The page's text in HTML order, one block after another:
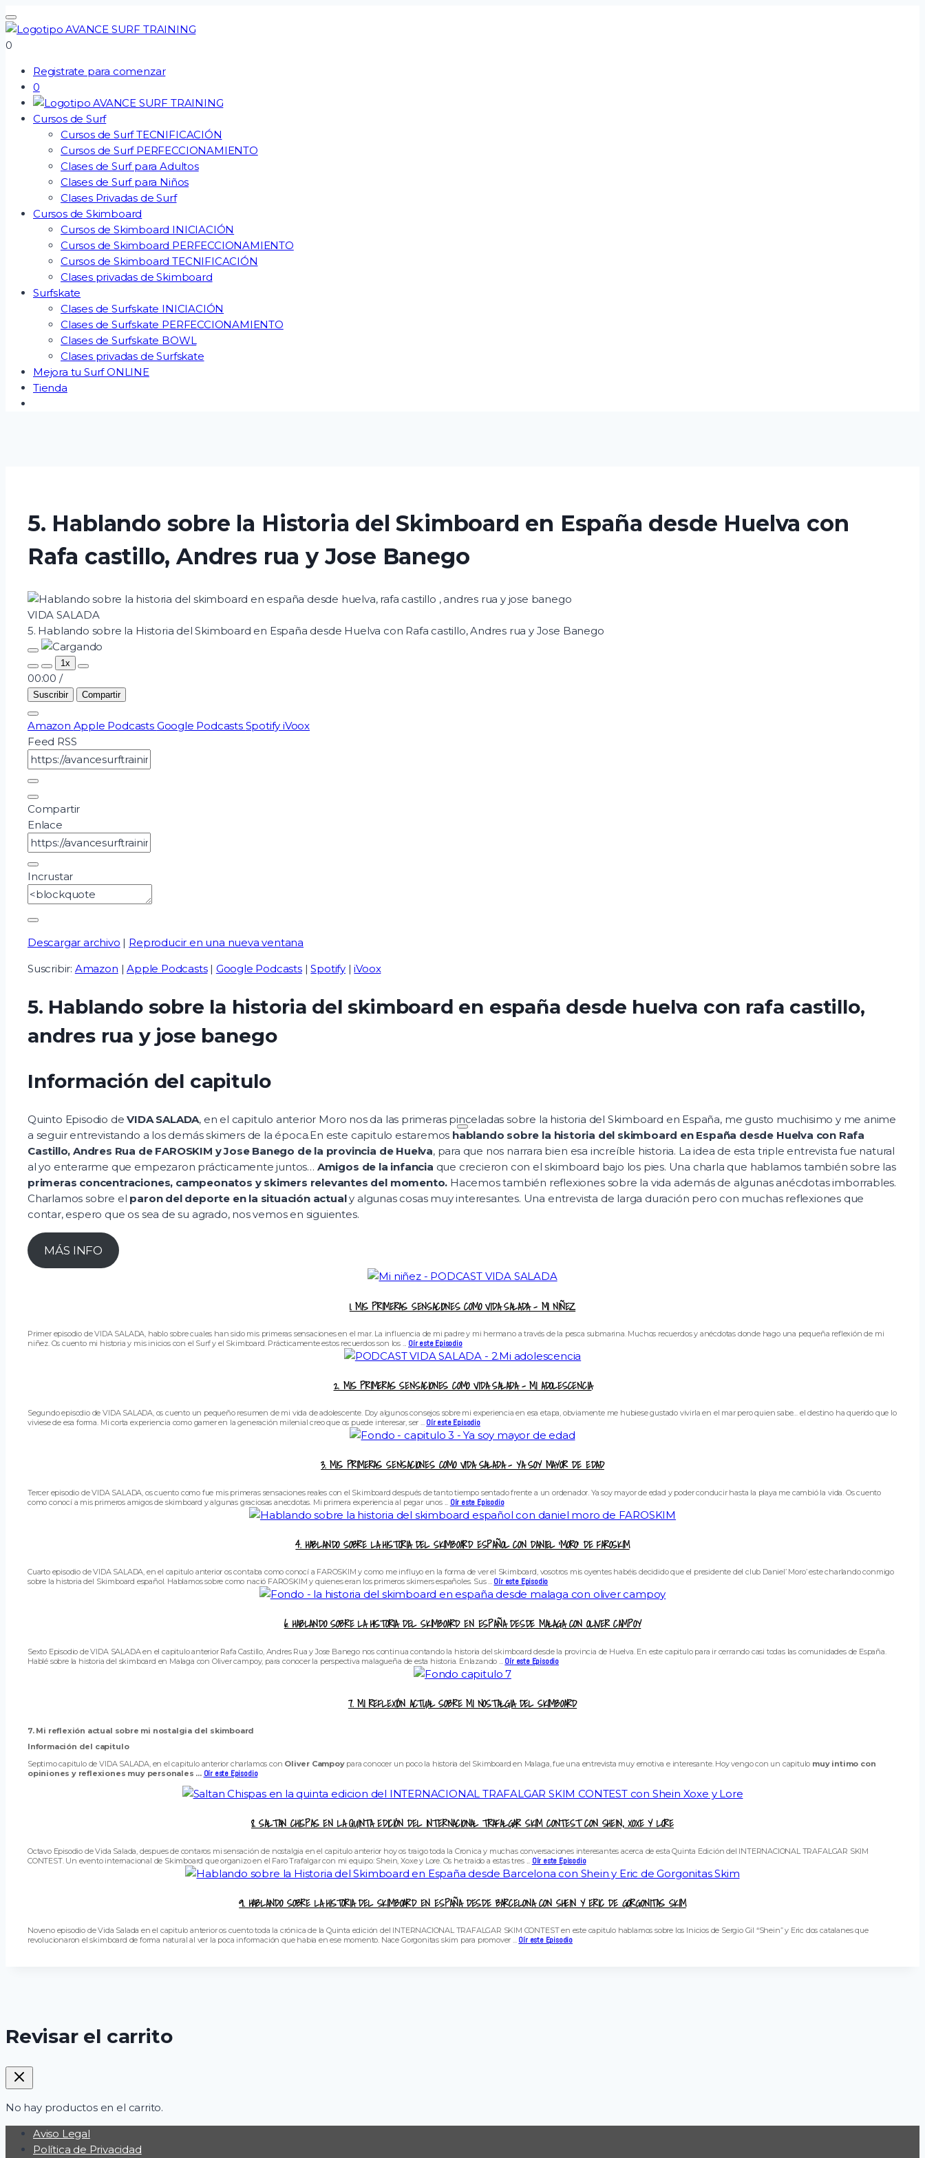
Saltar
al
contenido
0
Registrate para comenzar
0
Cursos de Surf
Cursos de Surf TECNIFICACIÓN
Cursos de Surf PERFECCIONAMIENTO
Clases de Surf para Adultos
Clases de Surf para Niños
Clases Privadas de Surf
Cursos de Skimboard
Cursos de Skimboard INICIACIÓN
Cursos de Skimboard PERFECCIONAMIENTO
Cursos de Skimboard TECNIFICACIÓN
Clases privadas de Skimboard
Surfskate
Clases de Surfskate INICIACIÓN
Clases de Surfskate PERFECCIONAMIENTO
Clases de Surfskate BOWL
Clases privadas de Surfskate
Mejora tu Surf ONLINE
Tienda
5. Hablando sobre la Historia del Skimboard en España desde Huelva con
Rafa castillo, Andres rua y Jose Banego
VIDA SALADA
5. Hablando sobre la Historia del Skimboard en España desde Huelva con Rafa castillo, Andres rua y Jose Banego
Reproducir
episodio
Pausar
episodio1x
00:00 /
Suscribir Compartir
Amazon Apple Podcasts Google Podcasts SpotifyiVoox
Feed RSS
Compartir
Enlace
Incrustar
Descargar archivo | Reproducir en una nueva ventana
Suscribir: Amazon |Apple Podcasts| Google Podcasts|Spotify|iVoox
5. Hablando sobre la historia del skimboard en españa desde huelva con rafa castillo,
andres rua y jose banego
Información del capitulo
Quinto Episodio de VIDA SALADA, en el capitulo anterior Moro nos da las primeras pinceladas sobre la historia del Skimboard en España, me gusto muchisimo y me anime
a seguir entrevistando a los demás skimers de la época.En este capitulo estaremos hablando sobre la historia del skimboard en España desde Huelva con Rafa
Castillo, Andres Rua de FAROSKIM y Jose Banego de la provincia de Huelva, para que nos narrara bien esa increíble historia. La idea de esta triple entrevista fue natural
al yo enterarme que empezaron prácticamente juntos… Amigos de la infancia que crecieron con el skimboard bajo los pies. Una charla que hablamos también sobre las
primeras concentraciones, campeonatos y skimers relevantes del momento. Hacemos también reflexiones sobre la vida además de algunas anécdotas imborrables.
Charlamos sobre el paron del deporte en la situación actualy algunas cosas muy interesantes. Una entrevista de larga duración pero con muchas reflexiones que
contar, espero que os sea de su agrado, nos vemos en siguientes.
MÁS INFO
1. MIS PRIMERAS SENSACIONES COMO VIDA SALADA – MI NIÑEZ
Primer episodio de VIDA SALADA, hablo sobre cuales han sido mis primeras sensaciones en el mar. La influencia de mi padre y mi hermano a través de la pesca submarina. Muchos recuerdos y anécdotas donde hago una pequeña reflexión de mi
niñez. Os cuento mi historia y mis inicios con el Surf y el Skimboard. Prácticamente estos recuerdos son los ... Oír este Episodio
2. MIS PRIMERAS SENSACIONES COMO VIDA SALADA – MI ADOLESCENCIA
Segundo episodio de VIDA SALADA, os cuento un pequeño resumen de mi vida de adolescente. Doy algunos consejos sobre mi experiencia en esa etapa, obviamente me hubiese gustado vivirla en el mar pero quien sabe… el destino ha querido que lo
viviese de esa forma. Mi corta experiencia como gamer en la generación milenial creo que os puede interesar, ser ... Oír este Episodio
3. MIS PRIMERAS SENSACIONES COMO VIDA SALADA – YA SOY MAYOR DE EDAD
Tercer episodio de VIDA SALADA, os cuento como fue mis primeras sensaciones reales con el Skimboard después de tanto tiempo sentado frente a un ordenador. Ya soy mayor de edad y poder conducir hasta la playa me cambió la vida. Os cuento
como conocí a mis primeros amigos de skimboard y algunas graciosas anecdotas. Mi primera experiencia al pegar unos ... Oír este Episodio
4. HABLANDO SOBRE LA HISTORIA DEL SKIMBOARD ESPAÑOL CON DANIEL ‘MORO’ DE FAROSKIM
Cuarto episodio de VIDA SALADA, en el capitulo anterior os contaba como conocí a FAROSKIM y como me influyo en la forma de ver el Skimboard, vosotros mis oyentes habéis decidido que el presidente del club Daniel’ Moro’ este charlando conmigo
sobre la historia del Skimboard español. Hablamos sobre como nació FAROSKIM y quienes eran los primeros skimers españoles. Sus ... Oír este Episodio
6. HABLANDO SOBRE LA HISTORIA DEL SKIMBOARD EN ESPAÑA DESDE MALAGA CON OLIVER CAMPOY
Sexto Episodio de VIDA SALADA en el capitulo anterior Rafa Castillo, Andres Rua y Jose Banego nos continua contando la historia del skimboard desde la provincia de Huelva. En este capitulo para ir cerrando casi todas las comunidades de España.
Hablé sobre la historia del skimboard en Malaga con Oliver campoy, para conocer la perspectiva malagueña de esta historia. Enlazando ... Oír este Episodio
7. MI REFLEXIÓN ACTUAL SOBRE MI NOSTALGIA DEL SKIMBOARD
7. Mi reflexión actual sobre mi nostalgia del skimboard
Información del capitulo
Septimo capitulo de VIDA SALADA, en el capitulo anterior charlamos con Oliver Campoypara conocer un poco la historia del Skimboard en Malaga, fue una entrevista muy emotiva e interesante. Hoy vengo con un capitulo muy intimo con
opiniones y reflexiones muy personales ... Oír este Episodio
8. SALTAN CHISPAS EN LA QUINTA EDICIÓN DEL INTERNACIONAL TRAFALGAR SKIM CONTEST CON SHEIN, XOXE Y LORE
Octavo Episodio de Vida Salada, despues de contaros mi sensación de nostalgia en el capitulo anterior hoy os traigo toda la Cronica y muchas conversaciones interesantes acerca de esta Quinta Edición del INTERNACIONAL TRAFALGAR SKIM
CONTEST. Un evento internacional de Skimboard que organizo en el Faro Trafalgar con mi equipo: Shein, Xoxe y Lore. Os he traido a estas tres ... Oír este Episodio
9. HABLANDO SOBRE LA HISTORIA DEL SKIMBOARD EN ESPAÑA DESDE BARCELONA CON SHEIN Y ERIC DE GORGONITAS SKIM
Noveno episodio de Vida Salada en el capitulo anterior os cuento toda la crónica de la Quinta edición del INTERNACIONAL TRAFALGAR SKIM CONTEST en este capitulo hablamos sobre los Inicios de Sergio Gil “Shein” y Eric dos catalanes que
revolucionaron el skimboard de forma natural al ver la poca información que habia en ese momento. Nace Gorgonitas skim para promover ... Oír este Episodio
Revisar el carrito
No hay productos en el carrito.
Aviso Legal
Política de Privacidad